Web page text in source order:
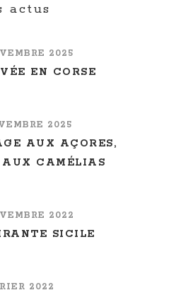
actus
2025
EN CORSE
2025
AUX AÇORES,
AUX CAMÉLIAS
2022
SICILE
2022